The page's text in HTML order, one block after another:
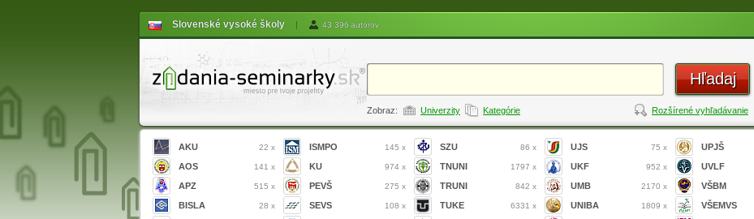
Slovenské vysoké školy | 43 396 autorov
Hľadaj
Zobraz: Univerzity Kategórie Rozšírené vyhľadávanie
AKU 22 x
AOS 141 x
APZ 515 x
BISLA 28 x
ISMPO 145 x
KU 974 x
PEVŠ 275 x
SEVS 108 x
SZU 86 x
TNUNI 1797 x
TRUNI 842 x
TUKE 6331 x
UJS 75 x
UKF 952 x
UMB 2170 x
UNIBA 1809 x
UPJŠ
UVLF
VŠBM
VŠEMVS